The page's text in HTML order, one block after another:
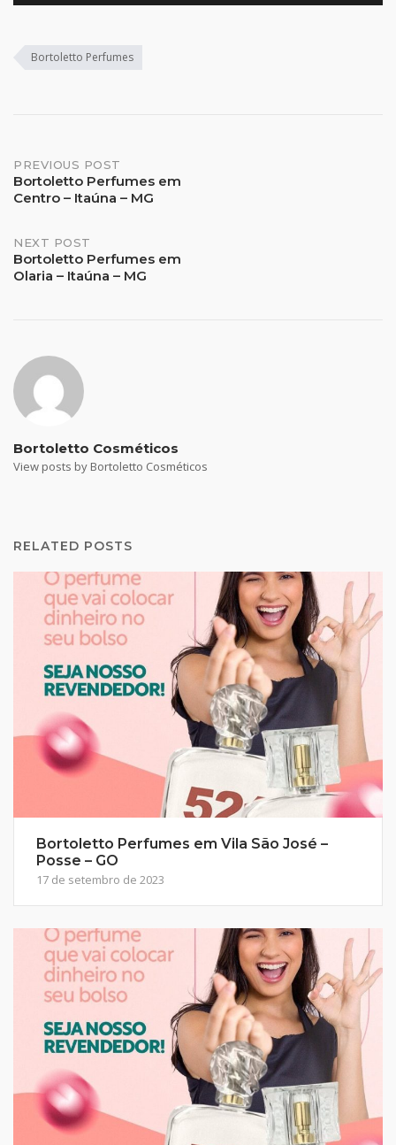
Bortoletto Perfumes
Post
navigation
PREVIOUS POST
Bortoletto Perfumes em
Centro – Itaúna – MG
NEXT POST
Bortoletto Perfumes em
Olaria – Itaúna – MG
Bortoletto Cosméticos
View posts by Bortoletto Cosméticos
RELATED POSTS
Bortoletto Perfumes em Vila São José –
Posse – GO
17 de setembro de 2023